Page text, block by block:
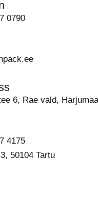
0790
6, Rae vald, Harjumaa
4175
50104 Tartu